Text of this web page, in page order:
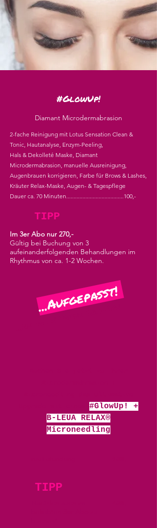
#GlowUp!
Diamant Microdermabrasion
2-fache Reinigung mit Lotus Sensation Clean &
Tonic, Hautanalyse, Enzym-Peeling,
Hals & Dekolleté Maske, Diamant
Microdermabrasion, manuelle Ausreinigung,
Augenbrauen korrigieren, Farbe für Brows & Lashes,
Kräuter Relax-Maske, Augen- & Tagespflege
Dauer ca. 70 Minuten.......................................100,-
TIPP
Im 3er Abo nur 270,-
Gültig bei Buchung von 3
aufeinanderfolgenden Behandlungen im
Rhythmus von ca. 1-2 Wochen.
...Aufgepasst!
...Die volle Power Anti-Age
#GlowUp! +
B-LEUA RELAX®
Microneedling
TIPP